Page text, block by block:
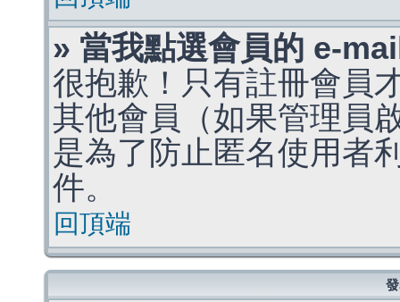
» 當我點選會員的 e-
很抱歉！只有註冊會員
其他會員（如果管理員
是為了防止匿名使用者
件。
回頂端